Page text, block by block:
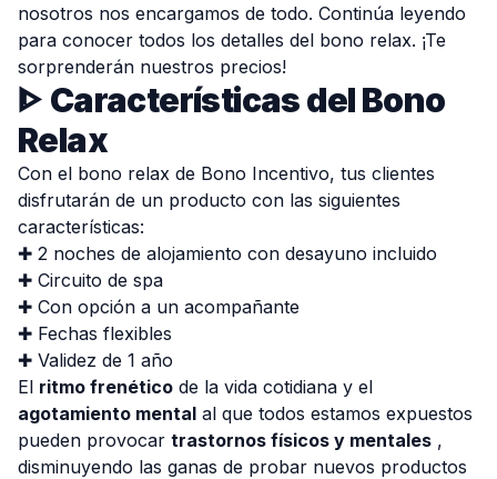
nosotros nos encargamos de todo. Continúa leyendo
para conocer todos los detalles del bono relax. ¡Te
sorprenderán nuestros precios!
ᐈ Características del Bono
Relax
Con el bono relax de Bono Incentivo, tus clientes
disfrutarán de un producto con las siguientes
características:
✚ 2 noches de alojamiento con desayuno incluido
✚ Circuito de spa
✚ Con opción a un acompañante
✚ Fechas flexibles
✚ Validez de 1 año
El ritmo frenético de la vida cotidiana y el
agotamiento mental al que todos estamos expuestos
pueden provocar trastornos físicos y mentales ,
disminuyendo las ganas de probar nuevos productos